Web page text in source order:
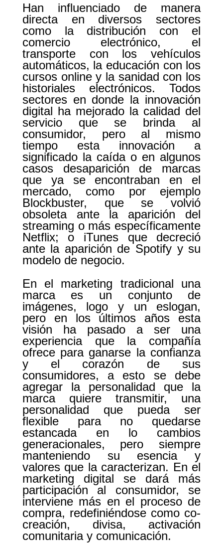
Han influenciado de manera
directa en diversos sectores
como la distribución con el
comercio electrónico, el
transporte con los vehículos
automáticos, la educación con los
cursos online y la sanidad con los
historiales electrónicos. Todos
sectores en donde la innovación
digital ha mejorado la calidad del
servicio que se brinda al
consumidor, pero al mismo
tiempo esta innovación a
significado la caída o en algunos
casos desaparición de marcas
que ya se encontraban en el
mercado, como por ejemplo
Blockbuster, que se volvió
obsoleta ante la aparición del
streaming o más específicamente
Netflix; o iTunes que decreció
ante la aparición de Spotify y su
modelo de negocio.
En el marketing tradicional una
marca es un conjunto de
imágenes, logo y un eslogan,
pero en los últimos años esta
visión ha pasado a ser una
experiencia que la compañía
ofrece para ganarse la confianza
y el corazón de sus
consumidores, a esto se debe
agregar la personalidad que la
marca quiere transmitir, una
personalidad que pueda ser
flexible para no quedarse
estancada en lo cambios
generacionales, pero siempre
manteniendo su esencia y
valores que la caracterizan. En el
marketing digital se dará más
participación al consumidor, se
interviene más en el proceso de
compra, redefiniéndose como co-
creación, divisa, activación
comunitaria y comunicación.